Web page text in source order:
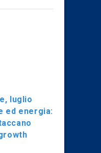
luglio
ed energia: